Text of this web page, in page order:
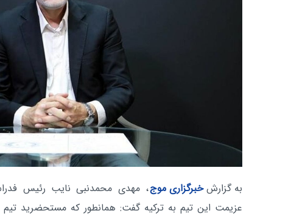
به گزارشخبرگزاری موج، مهدی محمدنبی نایب رئیس
عزیمت این تیم به ترکیه گفت: همانطور که مستحضرید